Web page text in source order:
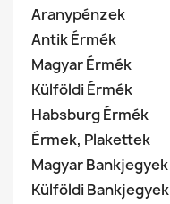
Aranypénzek
Antik Érmék
Magyar Érmék
Külföldi Érmék
Habsburg Érmék
Érmek, Plakettek
Magyar Bankjegyek
Külföldi Bankjegyek